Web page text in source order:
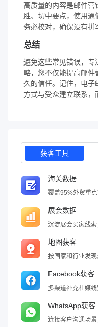
高质量的内容是邮件营
胜、切中要点，使用通
务必校对，确保没有拼
总结
避免这些常见错误，专
略，您不仅能提高邮
久的信任。记住，电子
方式与受众建立联系，
获客工具
海关数据
覆盖95%外贸重点
展会数据
沉淀展会买家线索
地图获客
按国家和行业发现
Facebook获客
多渠道补充社媒线
WhatsApp获客
连接客户沟通场景